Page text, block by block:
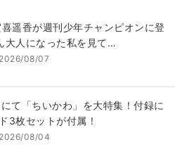
遥香が週刊少年チャンピオンに登
大人になった私を見て…
2026/08/07
にて「ちいかわ」を大特集！付録に
3枚セットが付属！
2026/08/04